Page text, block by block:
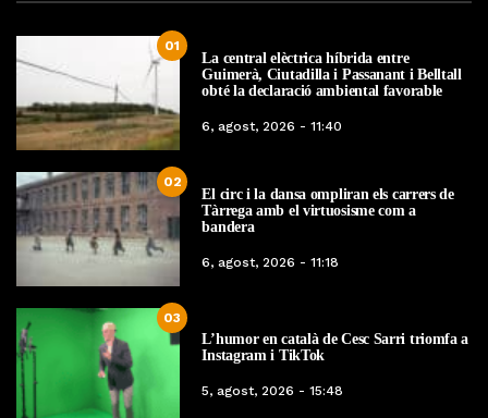
01
La central elèctrica híbrida entre
Guimerà, Ciutadilla i Passanant i Belltall
obté la declaració ambiental favorable
6, agost, 2026 - 11:40
02
El circ i la dansa ompliran els carrers de
Tàrrega amb el virtuosisme com a
bandera
6, agost, 2026 - 11:18
03
L’humor en català de Cesc Sarri triomfa a
Instagram i TikTok
5, agost, 2026 - 15:48